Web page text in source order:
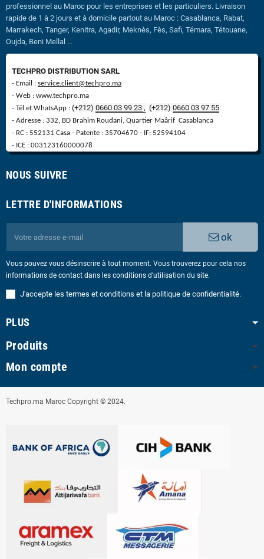
professionnel au Maroc pour les entreprises et les particuliers. Livraison
rapide de 1 à 2 jours et à domicile partout au Maroc : Casablanca, Rabat,
Marrakech, Tanger, Kenitra, Agadir, Meknès, Fès, Safi, Témara, Tétouane,
Oujda, Beni Mellal …
TECHPRO DISTRIBUTION SARL
- Email : service.client@techpro.ma
- Web : www.techpro.ma
- Tél et WhatsApp : (+212) 0660 03 99 23 , (+212) 0660 03 97 55
- Adresse : 332, BD Brahim Roudani, Quartier Maârif Casablanca
- RC : 552131 Casa - Patente : 35704670 - IF: 52594104
- ICE : 003123160000078
NOUS SUIVRE
LETTRE D'INFORMATIONS
ok
Vous pouvez vous désinscrire à tout moment. Vous trouverez pour cela nos
informations de contact dans les conditions d'utilisation du site.
J'accepte les termes et conditions et la politique de confidentialité.
PLUS
Produits
Mon compte
Techpro.ma Maroc Copyright © 2024.